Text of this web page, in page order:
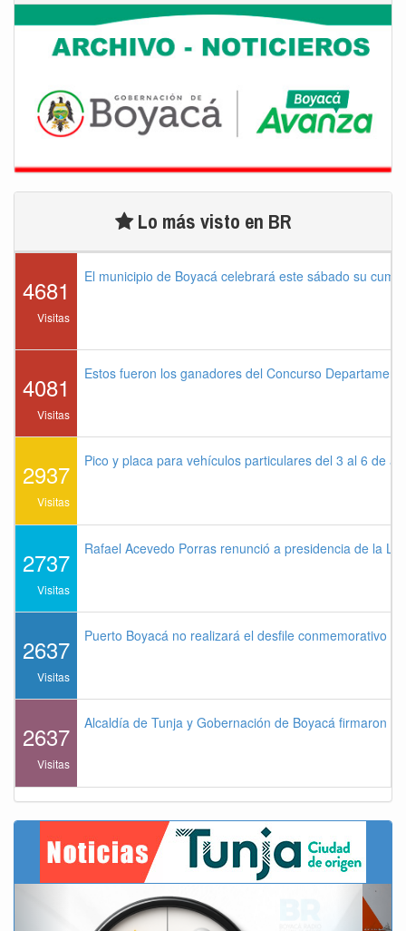
Lo más visto en BR
4681
Visitas
El municipio de Boyacá celebrará este sábado su
4081
Visitas
Estos fueron los ganadores del Concurso
2937
Visitas
Pico y placa para vehículos particulares del 3 al 6 de
2737
Visitas
Rafael Acevedo Porras renunció a presidencia de la
2637
Visitas
Puerto Boyacá no realizará el desfile conmemorativo
2637
Visitas
Alcaldía de Tunja y Gobernación de Boyacá firmaron
Next